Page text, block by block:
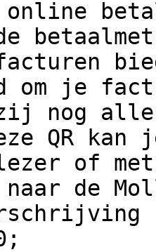
om je
nog alle
QR kan
lezer of
de